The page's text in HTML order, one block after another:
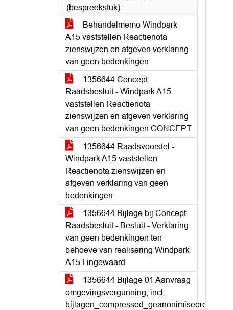
(bespreekstuk)
Behandelmemo Windpark
A15 vaststellen Reactienota
zienswijzen en afgeven verklaring
van geen bedenkingen
1356644 Concept
Raadsbesluit - Windpark A15
vaststellen Reactienota
zienswijzen en afgeven verklaring
van geen bedenkingen CONCEPT
1356644 Raadsvoorstel -
Windpark A15 vaststellen
Reactienota zienswijzen en
afgeven verklaring van geen
bedenkingen
1356644 Bijlage bij Concept
Raadsbesluit - Besluit - Verklaring
van geen bedenkingen ten
behoeve van realisering Windpark
A15 Lingewaard
1356644 Bijlage 01 Aanvraag
omgevingsvergunning, incl.
bijlagen_compressed_geanonimiseerd